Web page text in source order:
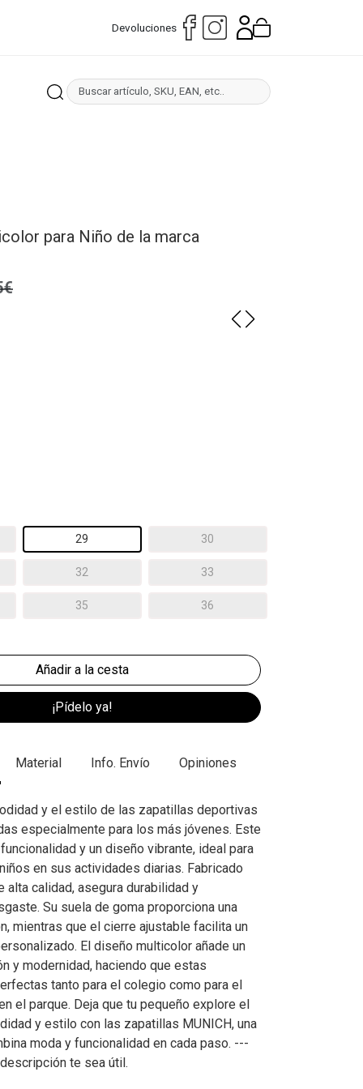
Devoluciones
para Niño de la marca
29 30
32 33
35 36
¡Pídelo ya!
Material Info. Envío Opiniones
y el estilo de las zapatillas deportivas
especialmente para los más jóvenes. Este
y un diseño vibrante, ideal para
en sus actividades diarias. Fabricado
alta calidad, asegura durabilidad y
Su suela de goma proporciona una
mientras que el cierre ajustable facilita un
El diseño multicolor añade un
y modernidad, haciendo que estas
tanto para el colegio como para el
el parque. Deja que tu pequeño explore el
y estilo con las zapatillas MUNICH, una
moda y funcionalidad en cada paso. ---
te sea útil.